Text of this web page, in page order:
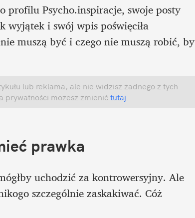
profilu Psycho.inspiracje, swoje posty
wyjątek i swój wpis poświęciła
muszą być i czego nie muszą robić, by
lub reklama, ale nie widzisz żadnego z tych
prywatności możesz zmienić tutaj
prawka
uchodzić za kontrowersyjny. Ale
szczególnie zaskakiwać. Cóż